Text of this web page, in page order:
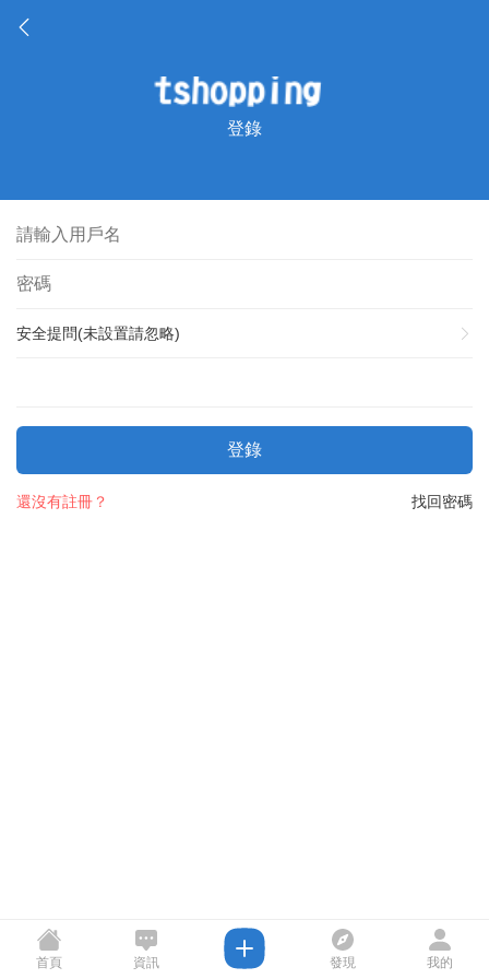
登錄
安全提問(未設置請忽略)
登錄
找回密碼
還沒有註冊？
首頁 資訊 發現 我的